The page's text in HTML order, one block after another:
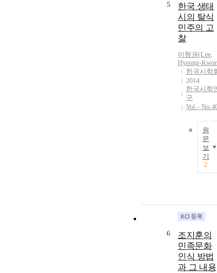
5
한국 생태
시의 탈식
민주의 고
찰
이형권(Lee,
Hyeong-
한국시학
2014
한국시학
구
Vol.-
원
문
보
기
2
6
조지훈의
민족문화
인식 방법
과 그 내용